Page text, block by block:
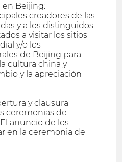
en Beijing:
creadores de las
y a los distinguidos
a visitar los sitios
y/o los
de Beijing para
cultura china y
y la apreciación
y clausura
ceremonias de
anuncio de los
en la ceremonia de